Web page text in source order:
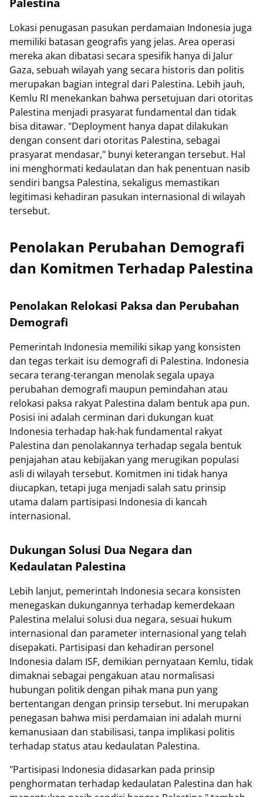
Lokasi penugasan pasukan perdamaian Indonesia juga
memiliki batasan geografis yang jelas. Area operasi
mereka akan dibatasi secara spesifik hanya di Jalur
Gaza, sebuah wilayah yang secara historis dan politis
merupakan bagian integral dari Palestina. Lebih jauh,
Kemlu RI menekankan bahwa persetujuan dari otoritas
Palestina menjadi prasyarat fundamental dan tidak
bisa ditawar. "Deployment hanya dapat dilakukan
dengan consent dari otoritas Palestina, sebagai
prasyarat mendasar," bunyi keterangan tersebut. Hal
ini menghormati kedaulatan dan hak penentuan nasib
sendiri bangsa Palestina, sekaligus memastikan
legitimasi kehadiran pasukan internasional di wilayah
tersebut.
Penolakan Perubahan Demografi
dan Komitmen Terhadap Palestina
Penolakan Relokasi Paksa dan Perubahan
Demografi
Pemerintah Indonesia memiliki sikap yang konsisten
dan tegas terkait isu demografi di Palestina. Indonesia
secara terang-terangan menolak segala upaya
perubahan demografi maupun pemindahan atau
relokasi paksa rakyat Palestina dalam bentuk apa pun.
Posisi ini adalah cerminan dari dukungan kuat
Indonesia terhadap hak-hak fundamental rakyat
Palestina dan penolakannya terhadap segala bentuk
penjajahan atau kebijakan yang merugikan populasi
asli di wilayah tersebut. Komitmen ini tidak hanya
diucapkan, tetapi juga menjadi salah satu prinsip
utama dalam partisipasi Indonesia di kancah
internasional.
Dukungan Solusi Dua Negara dan
Kedaulatan Palestina
Lebih lanjut, pemerintah Indonesia secara konsisten
menegaskan dukungannya terhadap kemerdekaan
Palestina melalui solusi dua negara, sesuai hukum
internasional dan parameter internasional yang telah
disepakati. Partisipasi dan kehadiran personel
Indonesia dalam ISF, demikian pernyataan Kemlu, tidak
dimaknai sebagai pengakuan atau normalisasi
hubungan politik dengan pihak mana pun yang
bertentangan dengan prinsip tersebut. Ini merupakan
penegasan bahwa misi perdamaian ini adalah murni
kemanusiaan dan stabilisasi, tanpa implikasi politis
terhadap status atau kedaulatan Palestina.
"Partisipasi Indonesia didasarkan pada prinsip
penghormatan terhadap kedaulatan Palestina dan hak